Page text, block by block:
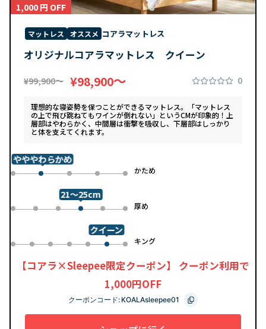
1,000 円 OFF
マットレス オススメ コアラマットレス
オリジナルコアラマットレス クイーン
¥99,900〜 ¥98,900〜 0
理想的な寝姿勢を保つことができるマットレス。「マットレス
の上で飛び跳ねてもワインが倒れない」というCMが印象的！上
層部はやわらかく、中間層は衝撃を吸収し、下層部はしっかり
と体を支えてくれます。
0 1
やややわらかめ
2 3 かため
4
0 1 2 3
21～25cm
4 厚め
5
0 1 2 3 4 5
クイーン
キング
6
【コアラ×Sleepee限定クーポン】 クーポン利用で
1,000円OFF
クーポンコード: KOALAsleepee01